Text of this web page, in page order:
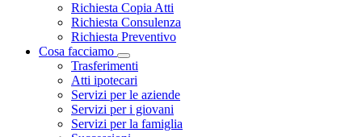
Richiesta Copia Atti
Richiesta Consulenza
Richiesta Preventivo
Cosa facciamo
Visualizza menù di secondo livello
Trasferimenti
Atti ipotecari
Servizi per le aziende
Servizi per i giovani
Servizi per la famiglia